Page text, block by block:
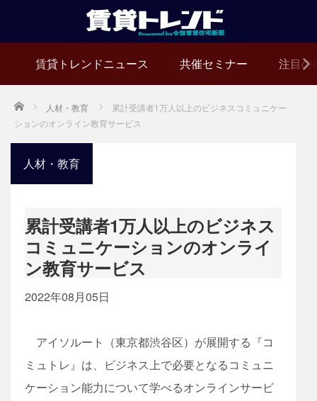
賃貸トレンドニュース 共催セミナー 注目の
Home 人材・教育
累計受講者1万人以上のビジネスコミュニケー
ションのオンライン教育サービス
人材・教育
累計受講者1万人以上のビジネス
コミュニケーションのオンライ
ン教育サービス
2022年08月05日
アイソルート（東京都渋谷区）が展開する『コ
ミュトレ』は、ビジネス上で必要となるコミュニ
ケーション能力について学べるオンラインサービ